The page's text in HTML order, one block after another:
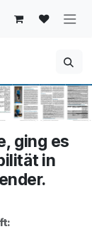
ging es
in